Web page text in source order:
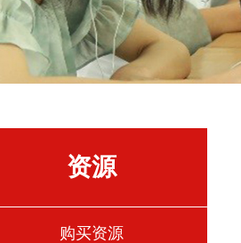
资源
购买资源